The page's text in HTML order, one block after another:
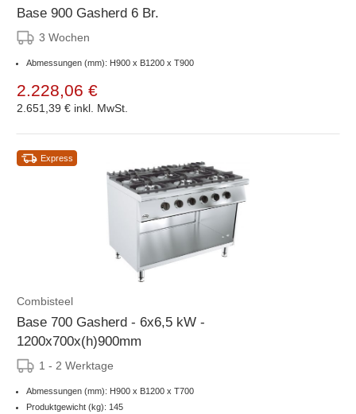
Base 900 Gasherd 6 Br.
3 Wochen
Abmessungen (mm): H900 x B1200 x T900
2.228,06 €
2.651,39 € inkl. MwSt.
Express
Combisteel
Base 700 Gasherd - 6x6,5 kW -
1200x700x(h)900mm
1 - 2 Werktage
Abmessungen (mm): H900 x B1200 x T700
Produktgewicht (kg): 145